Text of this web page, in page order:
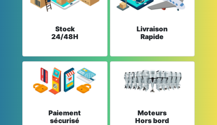
Stock
24/48H
Livraison
Rapide
Paiement
sécurisé
Moteurs
Hors bord